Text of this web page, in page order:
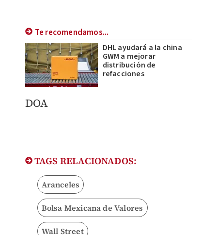
Te recomendamos...
DHL ayudará a la china
GWM a mejorar
distribución de
refacciones
DOA
TAGS RELACIONADOS:
Aranceles
Bolsa Mexicana de Valores
Wall Street